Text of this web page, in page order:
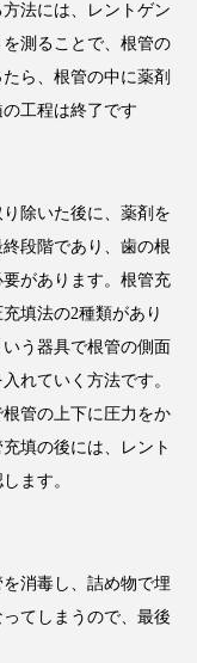
法には、レントゲン
測ることで、根管の
ら、根管の中に薬剤
工程は終了です
除いた後に、薬剤を
段階であり、歯の根
があります。根管充
填法の2種類があり
う器具で根管の側面
れていく方法です。
管の上下に圧力をか
填の後には、レント
ます。
消毒し、詰め物で埋
てしまうので、最後